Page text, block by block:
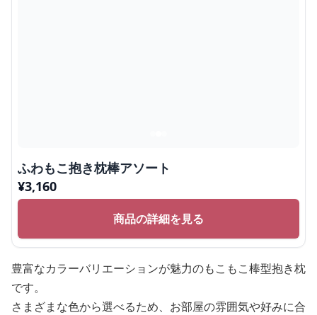
ふわもこ抱き枕棒アソート
¥3,160
商品の詳細を見る
豊富なカラーバリエーションが魅力のもこもこ棒型抱き枕
です。
さまざまな色から選べるため、お部屋の雰囲気や好みに合